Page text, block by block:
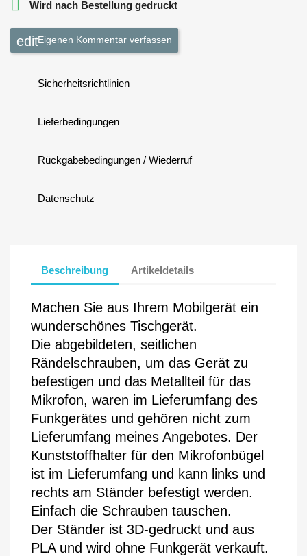
 Wird nach Bestellung gedruckt
Eigenen Kommentar verfassen
Sicherheitsrichtlinien
Lieferbedingungen
Rückgabebedingungen / Wiederruf
Datenschutz
Beschreibung Artikeldetails
Machen Sie aus Ihrem Mobilgerät ein
wunderschönes Tischgerät.
Die abgebildeten, seitlichen
Rändelschrauben, um das Gerät zu
befestigen und das Metallteil für das
Mikrofon, waren im Lieferumfang des
Funkgerätes und gehören nicht zum
Lieferumfang meines Angebotes. Der
Kunststoffhalter für den Mikrofonbügel
ist im Lieferumfang und kann links und
rechts am Ständer befestigt werden.
Einfach die Schrauben tauschen.
Der Ständer ist 3D-gedruckt und aus
PLA und wird ohne Funkgerät verkauft.